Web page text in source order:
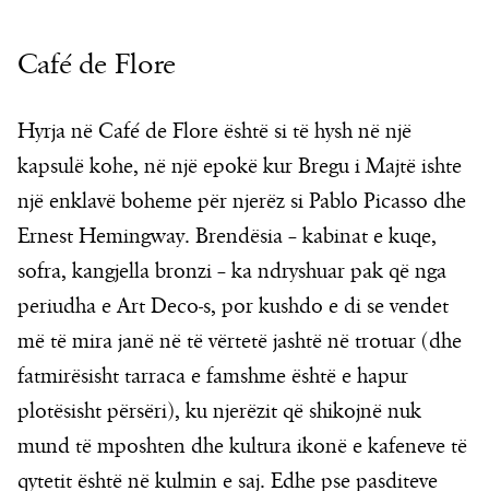
Café de Flore
Hyrja në Café de Flore është si të hysh në një
kapsulë kohe, në një epokë kur Bregu i Majtë ishte
një enklavë boheme për njerëz si Pablo Picasso dhe
Ernest Hemingway. Brendësia – kabinat e kuqe,
sofra, kangjella bronzi – ka ndryshuar pak që nga
periudha e Art Deco-s, por kushdo e di se vendet
më të mira janë në të vërtetë jashtë në trotuar (dhe
fatmirësisht tarraca e famshme është e hapur
plotësisht përsëri), ku njerëzit që shikojnë nuk
mund të mposhten dhe kultura ikonë e kafeneve të
qytetit është në kulmin e saj. Edhe pse pasditeve